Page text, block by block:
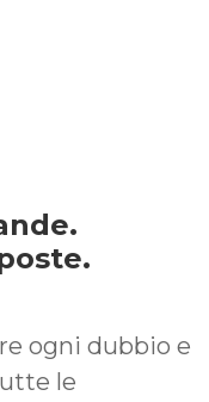
ogni dubbio e
le